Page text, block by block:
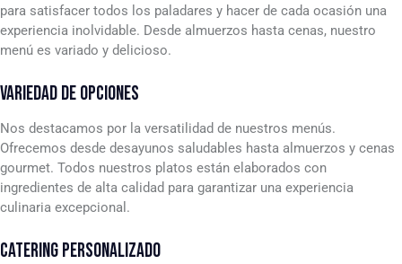
para satisfacer todos los paladares y hacer de cada ocasión una
experiencia inolvidable. Desde almuerzos hasta cenas, nuestro
menú es variado y delicioso.
VARIEDAD DE OPCIONES
Nos destacamos por la versatilidad de nuestros menús.
Ofrecemos desde desayunos saludables hasta almuerzos y cenas
gourmet. Todos nuestros platos están elaborados con
ingredientes de alta calidad para garantizar una experiencia
culinaria excepcional.
CATERING PERSONALIZADO